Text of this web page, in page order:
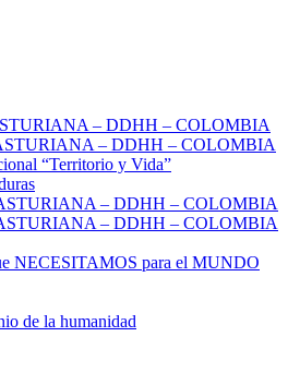
– DDHH – COLOMBIA
– DDHH – COLOMBIA
“Territorio y Vida”
– DDHH – COLOMBIA
– DDHH – COLOMBIA
NECESITAMOS para el MUNDO
de la humanidad